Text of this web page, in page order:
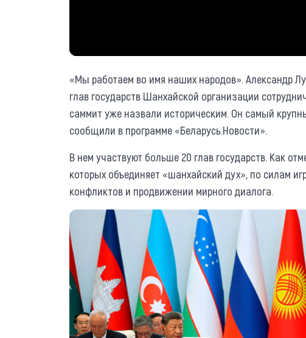
«Мы работаем во имя наших народов». Александр
глав государств Шанхайской организации
саммит уже назвали историческим. Он самый
сообщили в программе «Беларусь.Новости».
В нем участвуют больше 20 глав государств. Как
которых объединяет «шанхайский дух», по силам
конфликтов и продвижении мирного диалога.